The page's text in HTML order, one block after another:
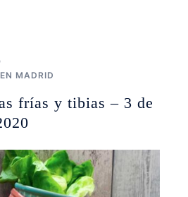
MADRID
frías y tibias – 3 de